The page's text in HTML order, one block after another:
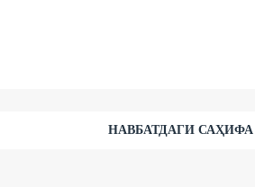
НАВБАТДАГИ САҲИФА